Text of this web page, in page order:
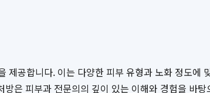
공합니다. 이는 다양한 피부 유형과 노화 정도에
은 피부과 전문의의 깊이 있는 이해와 경험을 바